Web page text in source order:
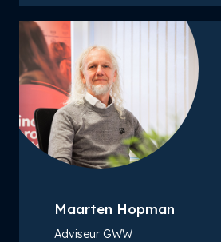
Maarten Hopman
Adviseur GWW